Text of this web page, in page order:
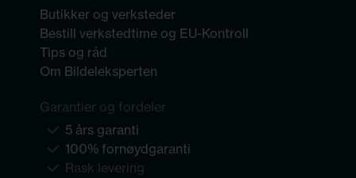
Butikker og verksteder
Bestill verkstedtime og EU-Kontroll
Tips og råd
Om Bildeleksperten
Garantier og fordeler
5 års garanti
100% fornøydgaranti
Rask levering